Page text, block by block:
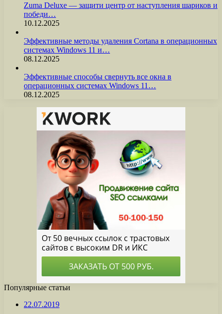
Zuma Deluxe — защити центр от наступления шариков и
победи…
10.12.2025
Эффективные методы удаления Cortana в операционных
системах Windows 11 и…
08.12.2025
Эффективные способы свернуть все окна в
операционных системах Windows 11…
08.12.2025
Популярные статьи
22.07.2019